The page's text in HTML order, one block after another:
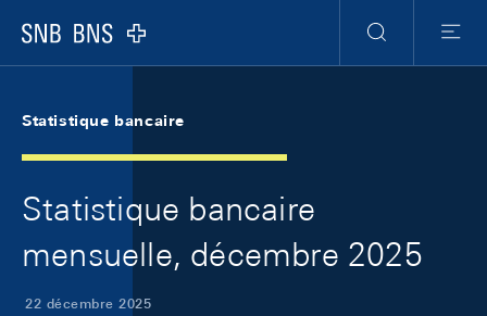
Logo
RechercheMenu
Statistique bancaire
Statistique bancaire
mensuelle, décembre 2025
22 décembre 2025